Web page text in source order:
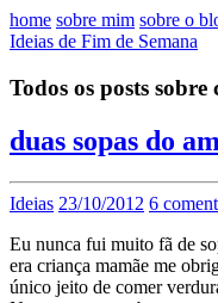
home sobre mim sobre o
Ideias de Fim de Semana
Todos os posts sobre
duas sopas do
Ideias 23/10/2012 6
Eu nunca fui muito fã de
era criança mamãe me
único jeito de comer